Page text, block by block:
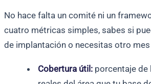
No hace falta un comité ni un
cuatro métricas simples, sabes si
de implantación o necesitas otro
Cobertura útil: porcentaje de